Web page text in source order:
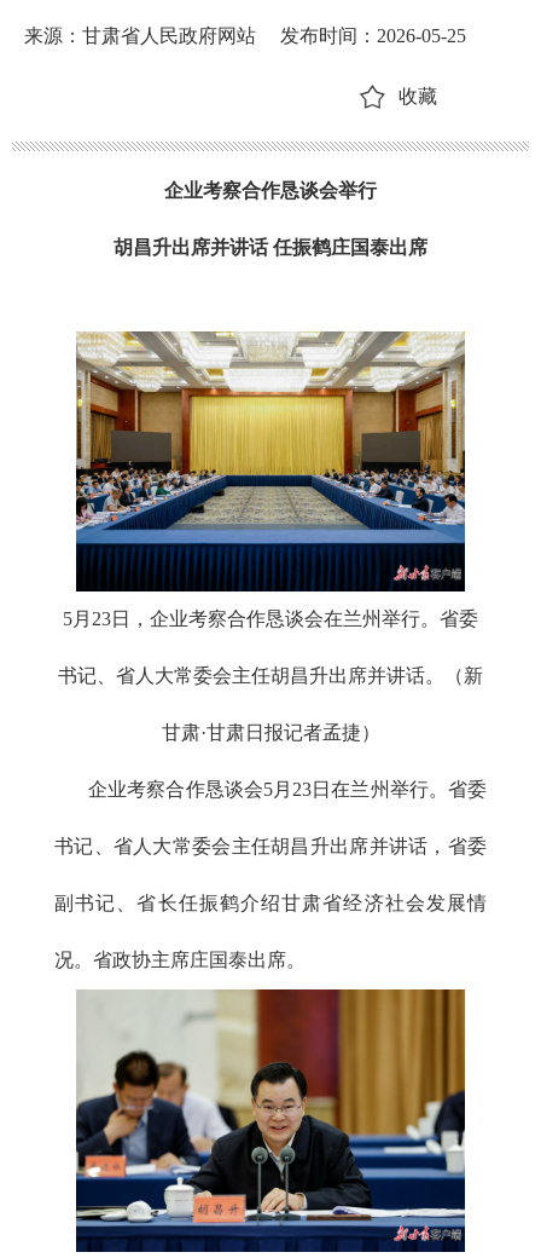
来源：甘肃省人民政府网站 发布时间：2026-05-25
收藏
企业考察合作恳谈会举行
胡昌升出席并讲话 任振鹤庄国泰出席
5月23日，企业考察合作恳谈会在兰州举行。省委
书记、省人大常委会主任胡昌升出席并讲话。（新
甘肃·甘肃日报记者孟捷）
企业考察合作恳谈会5月23日在兰州举行。省委
书记、省人大常委会主任胡昌升出席并讲话，省委
副书记、省长任振鹤介绍甘肃省经济社会发展情
况。省政协主席庄国泰出席。